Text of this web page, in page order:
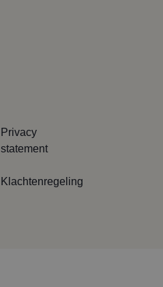
Privacy
statement
Klachtenregeling